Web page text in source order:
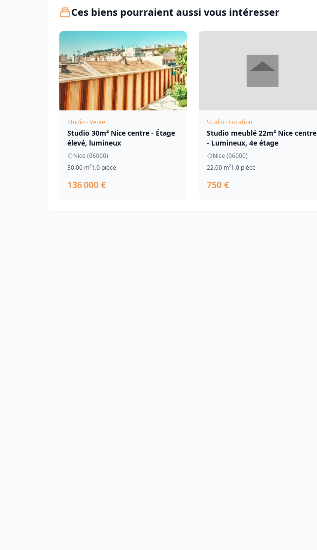
Ces biens pourraient aussi vous intéresser
Studio - Vente
Studio 30m² Nice centre - Étage
élevé, lumineux
Nice (06000)
30.00 m²1.0 pièce
136 000 €
Studio - Location
Studio meublé 22m² Nice centre
- Lumineux, 4e étage
Nice (06000)
22.00 m²1.0 pièce
750 €